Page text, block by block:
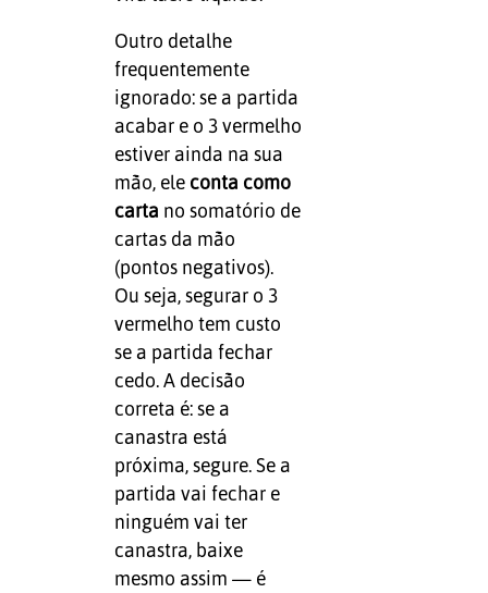
Outro detalhe
frequentemente
ignorado: se a partida
acabar e o 3 vermelho
estiver ainda na sua
mão, ele conta como
carta no somatório de
cartas da mão
(pontos negativos).
Ou seja, segurar o 3
vermelho tem custo
se a partida fechar
cedo. A decisão
correta é: se a
canastra está
próxima, segure. Se a
partida vai fechar e
ninguém vai ter
canastra, baixe
mesmo assim — é